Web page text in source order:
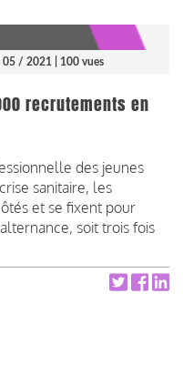
05 / 2021 | 100 vues
recrutements en
des jeunes
sanitaire, les
et se fixent pour
soit trois fois